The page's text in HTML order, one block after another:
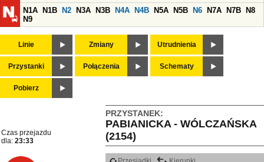
N1A
N1B N2 N3A N3B N4A N4B N5A N5B N6 N7A N7B
N8
N9
Linie Zmiany Utrudnienia
Przystanki Połączenia Schematy
Pobierz
PRZYSTANEK:
PABIANICKA - WÓLCZAŃSKA
(2154)
Czas przejazdu
dla: 23:33